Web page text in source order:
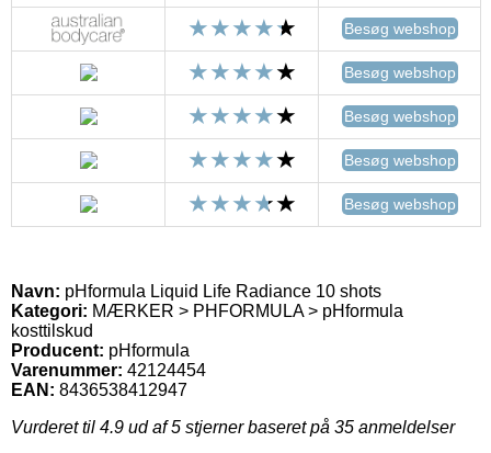
Besøg webshop
Besøg webshop
Besøg webshop
Besøg webshop
Besøg webshop
Navn: pHformula Liquid Life Radiance 10 shots
Kategori: MÆRKER > PHFORMULA > pHformula
kosttilskud
Producent: pHformula
Varenummer: 42124454
EAN: 8436538412947
Vurderet til 4.9 ud af 5 stjerner baseret på 35 anmeldelser